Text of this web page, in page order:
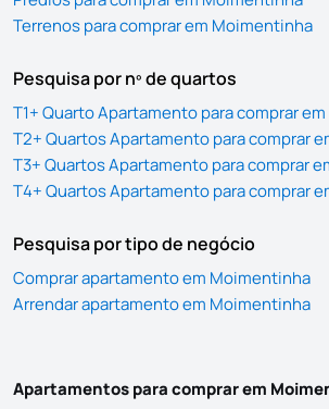
Terrenos para comprar em Moimentinha
Pesquisa por nº de quartos
T1+ Quarto Apartamento para comprar
T2+ Quartos Apartamento para comprar
T3+ Quartos Apartamento para comprar
T4+ Quartos Apartamento para comprar
Pesquisa por tipo de negócio
Comprar apartamento em Moimentinha
Arrendar apartamento em Moimentinha
Apartamentos para comprar em